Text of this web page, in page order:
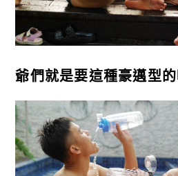
爺們就是要這種豪邁型